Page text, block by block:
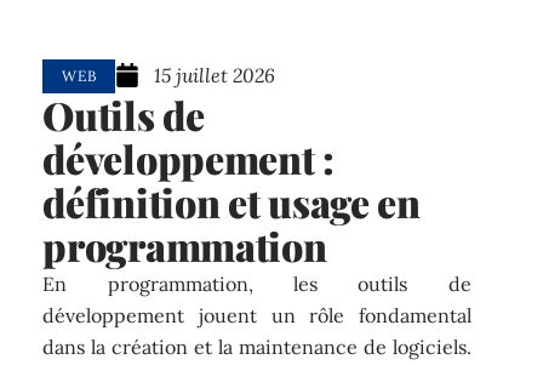
WEB 15 juillet 2026
Outils de
développement :
définition et usage en
programmation
En programmation, les outils de
développement jouent un rôle fondamental
dans la création et la maintenance de logiciels.